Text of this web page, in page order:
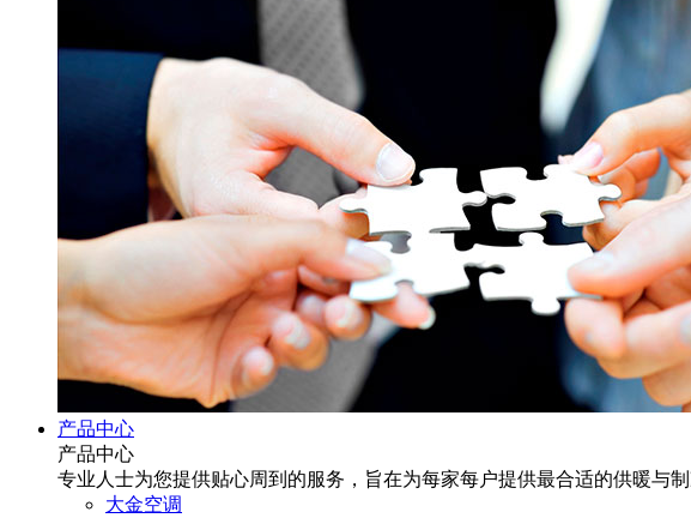
产品中心
产品中心
专业人士为您提供贴心周到的服务，旨在为每家每户提供最合适的供暖与
大金空调